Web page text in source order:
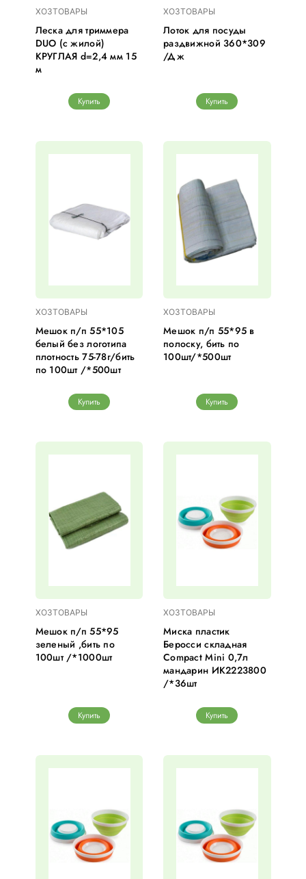
ХОЗТОВАРЫ
Леска для триммера
DUO (с жилой)
КРУГЛАЯ d=2,4 мм 15
м
Купить
ХОЗТОВАРЫ
Лоток для посуды
раздвижной 360*309
/Дж
Купить
ХОЗТОВАРЫ
Мешок п/п 55*105
белый без логотипа
плотность 75-78г/бить
по 100шт /*500шт
Купить
ХОЗТОВАРЫ
Мешок п/п 55*95 в
полоску, бить по
100шт/*500шт
Купить
ХОЗТОВАРЫ
Мешок п/п 55*95
зеленый ,бить по
100шт /*1000шт
Купить
ХОЗТОВАРЫ
Миска пластик
Беросси складная
Compact Mini 0,7л
мандарин ИК2223800
/*36шт
Купить